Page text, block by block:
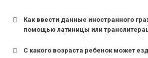
Как ввести данные иностранного
помощью латиницы или
С какого возраста ребенок может